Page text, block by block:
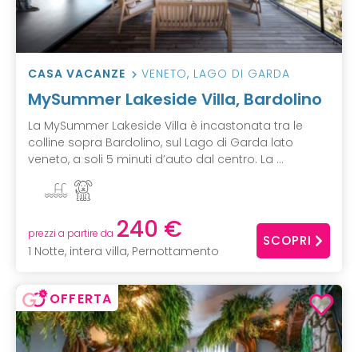
CASA VACANZE VENETO, LAGO DI GARDA
MySummer Lakeside Villa, Bardolino
La MySummer Lakeside Villa è incastonata tra le
colline sopra Bardolino, sul Lago di Garda lato
veneto, a soli 5 minuti d’auto dal centro. La ...
prezzi a partire da 240 €
1 Notte, intera villa, Pernottamento
SCOPRI
OFFERTA